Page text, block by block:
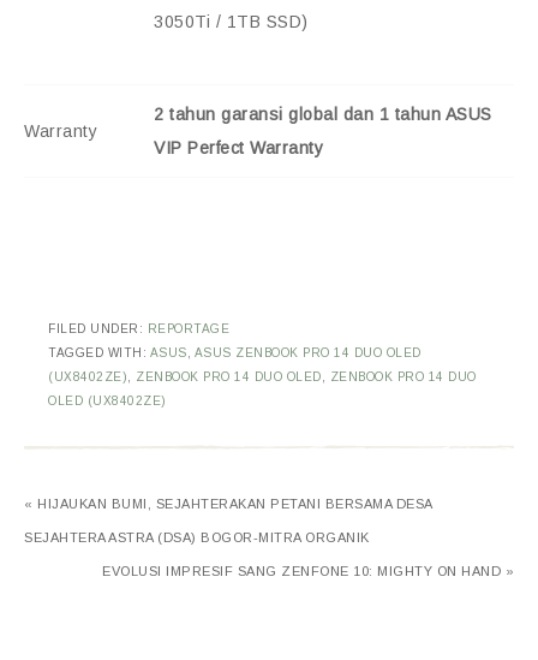
3050Ti / 1TB SSD)
Warranty
2 tahun garansi global dan 1 tahun ASUS
VIP Perfect Warranty
FILED UNDER:
REPORTAGE
TAGGED WITH: ASUS, ASUS ZENBOOK PRO 14 DUO OLED
(UX8402ZE), ZENBOOK PRO 14 DUO OLED, ZENBOOK PRO 14 DUO
OLED (UX8402ZE)
« HIJAUKAN BUMI, SEJAHTERAKAN PETANI BERSAMA DESA
SEJAHTERA ASTRA (DSA) BOGOR-MITRA ORGANIK
EVOLUSI IMPRESIF SANG ZENFONE 10: MIGHTY ON HAND »